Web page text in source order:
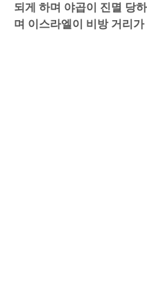
되게 하며 야곱이 진멸 당
며 이스라엘이 비방 거리